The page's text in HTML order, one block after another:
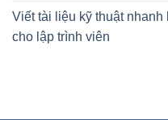
Viết tài liệu kỹ thuật
cho lập trình viên